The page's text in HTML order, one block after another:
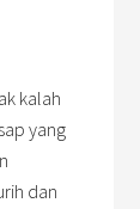
kalah
yang
dan